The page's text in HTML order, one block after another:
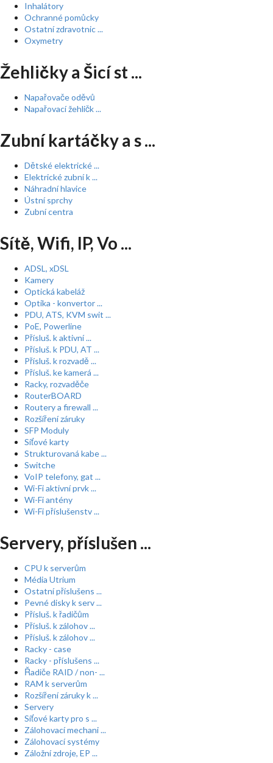
Inhalátory
Ochranné pomůcky
Ostatní zdravotnic ...
Oxymetry
Žehličky a Šicí st ...
Napařovače oděvů
Napařovací žehličk ...
Zubní kartáčky a s ...
Dětské elektrické ...
Elektrické zubní k ...
Náhradní hlavice
Ústní sprchy
Zubní centra
Sítě, Wifi, IP, Vo ...
ADSL, xDSL
Kamery
Optická kabeláž
Optika - konvertor ...
PDU, ATS, KVM swit ...
PoE, Powerline
Přísluš. k aktivní ...
Přísluš. k PDU, AT ...
Přísluš. k rozvadě ...
Přísluš. ke kamerá ...
Racky, rozvaděče
RouterBOARD
Routery a firewall ...
Rozšíření záruky
SFP Moduly
Síťové karty
Strukturovaná kabe ...
Switche
VoIP telefony, gat ...
Wi-Fi aktivní prvk ...
Wi-Fi antény
Wi-Fi příslušenstv ...
Servery, příslušen ...
CPU k serverům
Média Utrium
Ostatní příslušens ...
Pevné disky k serv ...
Přísluš. k řadičům
Přísluš. k zálohov ...
Přísluš. k zálohov ...
Racky - case
Racky - příslušens ...
Řadiče RAID / non- ...
RAM k serverům
Rozšíření záruky k ...
Servery
Síťové karty pro s ...
Zálohovací mechani ...
Zálohovací systémy
Záložní zdroje, EP ...